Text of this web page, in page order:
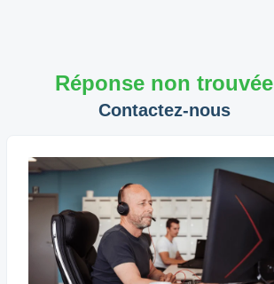
Réponse non trouvée
Contactez-nous